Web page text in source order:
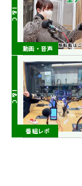
動画・音声
番組レポ